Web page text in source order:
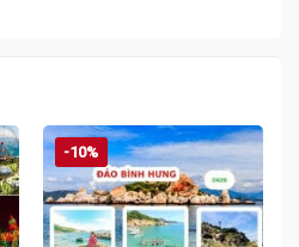
-10%